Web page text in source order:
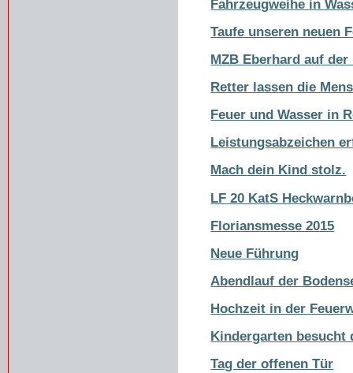
Fahrzeugweihe in
Taufe unseren neuen
MZB Eberhard auf
Retter lassen die
Feuer und Wasser in
Leistungsabzeichen
Mach dein Kind stolz.
LF 20 KatS
Floriansmesse 2015
Neue Führung
Abendlauf der
Hochzeit in der
Kindergarten besucht
Tag der offenen Tür